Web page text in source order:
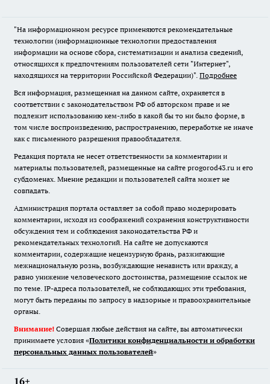
"На информационном ресурсе применяются рекомендательные
технологии (информационные технологии предоставления
информации на основе сбора, систематизации и анализа сведений,
относящихся к предпочтениям пользователей сети "Интернет",
находящихся на территории Российской Федерации)". Подробнее
Вся информация, размещенная на данном сайте, охраняется в
соответствии с законодательством РФ об авторском праве и не
подлежит использованию кем-либо в какой бы то ни было форме, в
том числе воспроизведению, распространению, переработке не иначе
как с письменного разрешения правообладателя.
Редакция портала не несет ответственности за комментарии и
материалы пользователей, размещенные на сайте progorod43.ru и его
субдоменах. Мнение редакции и пользователей сайта может не
совпадать.
Администрация портала оставляет за собой право модерировать
комментарии, исходя из соображений сохранения конструктивности
обсуждения тем и соблюдения законодательства РФ и
рекомендательных технологий. На сайте не допускаются
комментарии, содержащие нецензурную брань, разжигающие
межнациональную рознь, возбуждающие ненависть или вражду, а
равно унижение человеческого достоинства, размещение ссылок не
по теме. IP-адреса пользователей, не соблюдающих эти требования,
могут быть переданы по запросу в надзорные и правоохранительные
органы.
Внимание! Совершая любые действия на сайте, вы автоматически
принимаете условия «Политики конфиденциальности и обработки
персональных данных пользователей»
16+